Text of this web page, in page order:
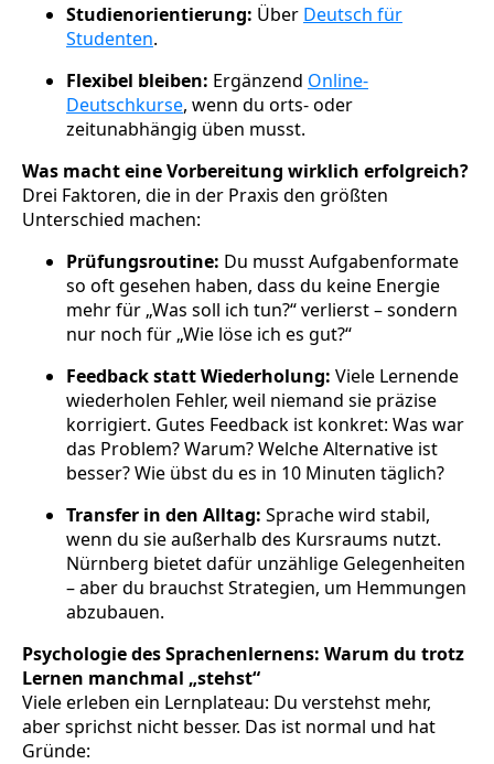
Studienorientierung: Über Deutsch für
Studenten.
Flexibel bleiben: Ergänzend Online-
Deutschkurse, wenn du orts- oder
zeitunabhängig üben musst.
Was macht eine Vorbereitung wirklich erfolgreich?
Drei Faktoren, die in der Praxis den größten
Unterschied machen:
Prüfungsroutine: Du musst Aufgabenformate
so oft gesehen haben, dass du keine Energie
mehr für „Was soll ich tun?“ verlierst – sondern
nur noch für „Wie löse ich es gut?“
Feedback statt Wiederholung: Viele Lernende
wiederholen Fehler, weil niemand sie präzise
korrigiert. Gutes Feedback ist konkret: Was war
das Problem? Warum? Welche Alternative ist
besser? Wie übst du es in 10 Minuten täglich?
Transfer in den Alltag: Sprache wird stabil,
wenn du sie außerhalb des Kursraums nutzt.
Nürnberg bietet dafür unzählige Gelegenheiten
– aber du brauchst Strategien, um Hemmungen
abzubauen.
Psychologie des Sprachenlernens: Warum du trotz
Lernen manchmal „stehst“
Viele erleben ein Lernplateau: Du verstehst mehr,
aber sprichst nicht besser. Das ist normal und hat
Gründe: